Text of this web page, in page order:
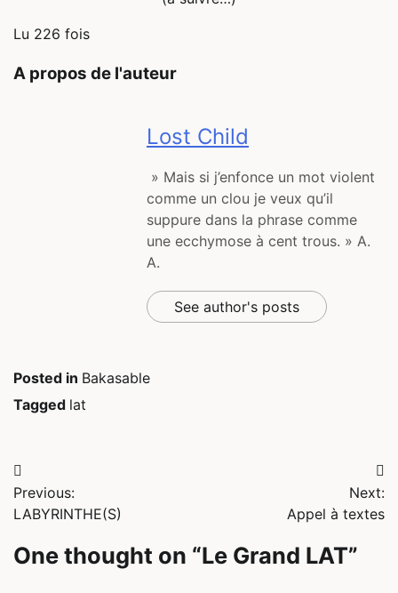
Lu 226 fois
A propos de l'auteur
Lost Child
» Mais si j’enfonce un mot violent
comme un clou je veux qu’il
suppure dans la phrase comme
une ecchymose à cent trous. » A.
A.
See author's posts
Posted in Bakasable
Tagged lat
Navigation
de
Previous:
LABYRINTHE(S)
Next:
Appel à textes
One thought on “Le Grand LAT”